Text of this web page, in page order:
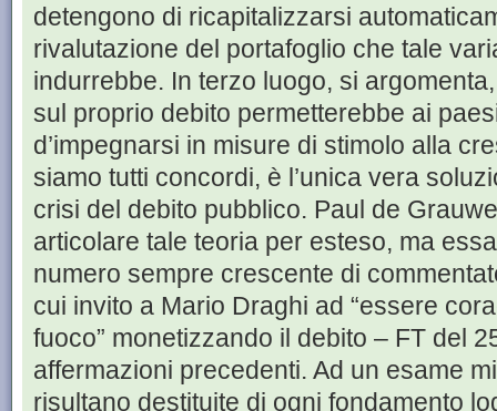
detengono di ricapitalizzarsi
rivalutazione del portafoglio che tale
indurrebbe. In terzo luogo, si
sul proprio debito permetterebbe ai
d’impegnarsi in misure di stimolo alla
siamo tutti concordi, è l’unica vera
crisi del debito pubblico. Paul de
articolare tale teoria per esteso, ma
numero sempre crescente di
cui invito a Mario Draghi ad “essere
fuoco” monetizzando il debito – FT del
affermazioni precedenti. Ad un esame
risultano destituite di ogni fondamento